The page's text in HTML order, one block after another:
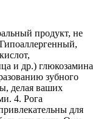
продукт, не
и др.) глюкозамина
зубного
делая ваших
4. Рога
для